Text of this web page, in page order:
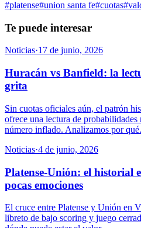
#platense#union santa fe#cuotas#
Te puede interesar
Noticias·17 de junio, 2026
Huracán vs Banfield: la
grita
Sin cuotas oficiales aún, el patrón
ofrece una lectura de
número inflado. Analizamos por qué.
Noticias·4 de junio, 2026
Platense-Unión: el historial
pocas emociones
El cruce entre Platense y Unión en
libreto de bajo scoring y juego